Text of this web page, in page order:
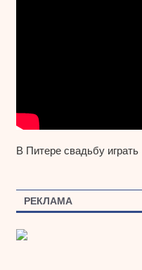
В Питере свадьбу играть
РЕКЛАМА